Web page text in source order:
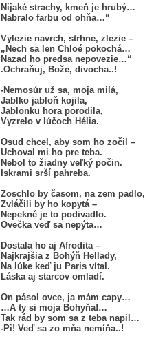
Nijaké strachy, kmeň je hrubý…
Nabralo farbu od ohňa…“
Vylezie navrch, strhne, zlezie –
„Nech sa len Chloé pokochá…
Nazad ho predsa nepovezie…“
.Ochraňuj, Bože, divocha..!
-Nemosúr už sa, moja milá,
Jablko jabloň kojila,
Jablonku hora porodila,
Vyzrelo v lúčoch Hélia.
Osud chcel, aby som ho zočil –
Uchoval mi ho pre teba.
Nebol to žiadny veľký počin.
Iskrami srší pahreba.
Zoschlo by časom, na zem padlo,
Zvláčili by ho kopytá –
Nepekné je to podivadlo.
Ovečka veď sa nepýta…
Dostala ho aj Afrodita –
Najkrajšia z Bohýň Hellady,
Na lúke keď ju Paris vítal.
Láska aj starcov omladí.
On pásol ovce, ja mám capy…
…A ty si moja Bohyňa!…
Tak rád by som sa z teba napil…
-Pi! Veď sa zo mňa nemíňa..!